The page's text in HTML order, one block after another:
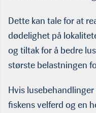
Dette kan tale for at
dødelighet på
og tiltak for å bedre
største belastningen
Hvis
fiskens velferd og en